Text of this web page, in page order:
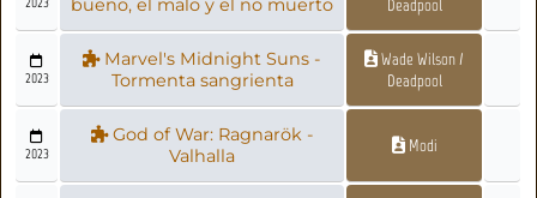
bueno, el malo y el no muerto
Deadpool
2023
Marvel's Midnight Suns -
Tormenta sangrienta
Wade Wilson /
Deadpool
2023
God of War: Ragnarök -
Valhalla
Modi